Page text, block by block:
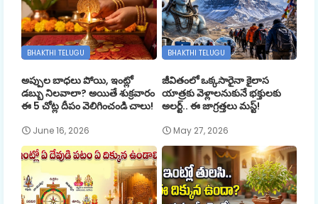
BHAKTHI TELUGU
అప్పుల బాధలు పోయి, ఇంట్లో
డబ్బు నిలవాలా? అయితే శుక్రవారం
ఈ 5 చోట్ల దీపం వెలిగించండి చాలు!
June 16, 2026
BHAKTHI TELUGU
జీవితంలో ఒక్కసారైనా కైలాస
యాత్రకు వెళ్లాలనుకునే భక్తులకు
అలర్ట్.. ఈ జాగ్రత్తలు మస్ట్!
May 27, 2026